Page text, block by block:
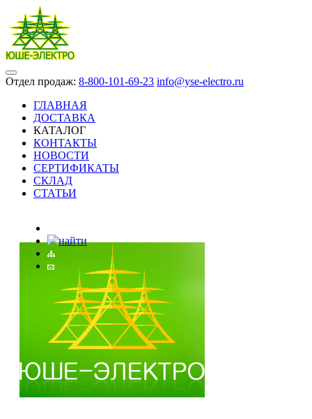
Отдел продаж: 8-800-101-69-23 info@yse-electro.ru
ГЛАВНАЯ
ДОСТАВКА
КАТАЛОГ
КОНТАКТЫ
НОВОСТИ
СЕРТИФИКАТЫ
СКЛАД
СТАТЬИ